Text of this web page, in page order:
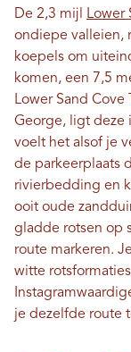
De 2,3 mijl Lower
ondiepe valleien,
koepels om
komen, een 7,5
Lower Sand Cove
George, ligt deze
voelt het alsof je
de parkeerplaats
rivierbedding en
ooit oude
gladde rotsen op
route markeren.
witte
je dezelfde route